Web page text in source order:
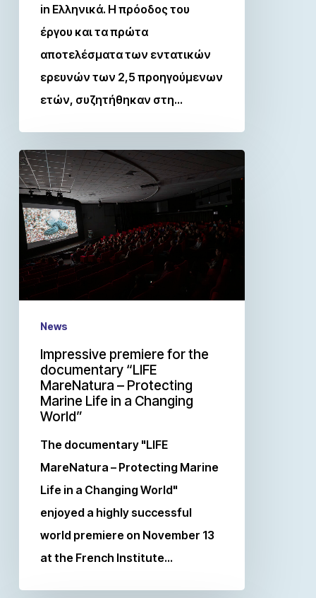
in Ελληνικά. Η πρόοδος του
έργου και τα πρώτα
αποτελέσματα των εντατικών
ερευνών των 2,5 προηγούμενων
ετών, συζητήθηκαν στη…
News
Impressive premiere for the
documentary “LIFE
MareNatura – Protecting
Marine Life in a Changing
World”
The documentary "LIFE
MareNatura – Protecting Marine
Life in a Changing World"
enjoyed a highly successful
world premiere on November 13
at the French Institute…